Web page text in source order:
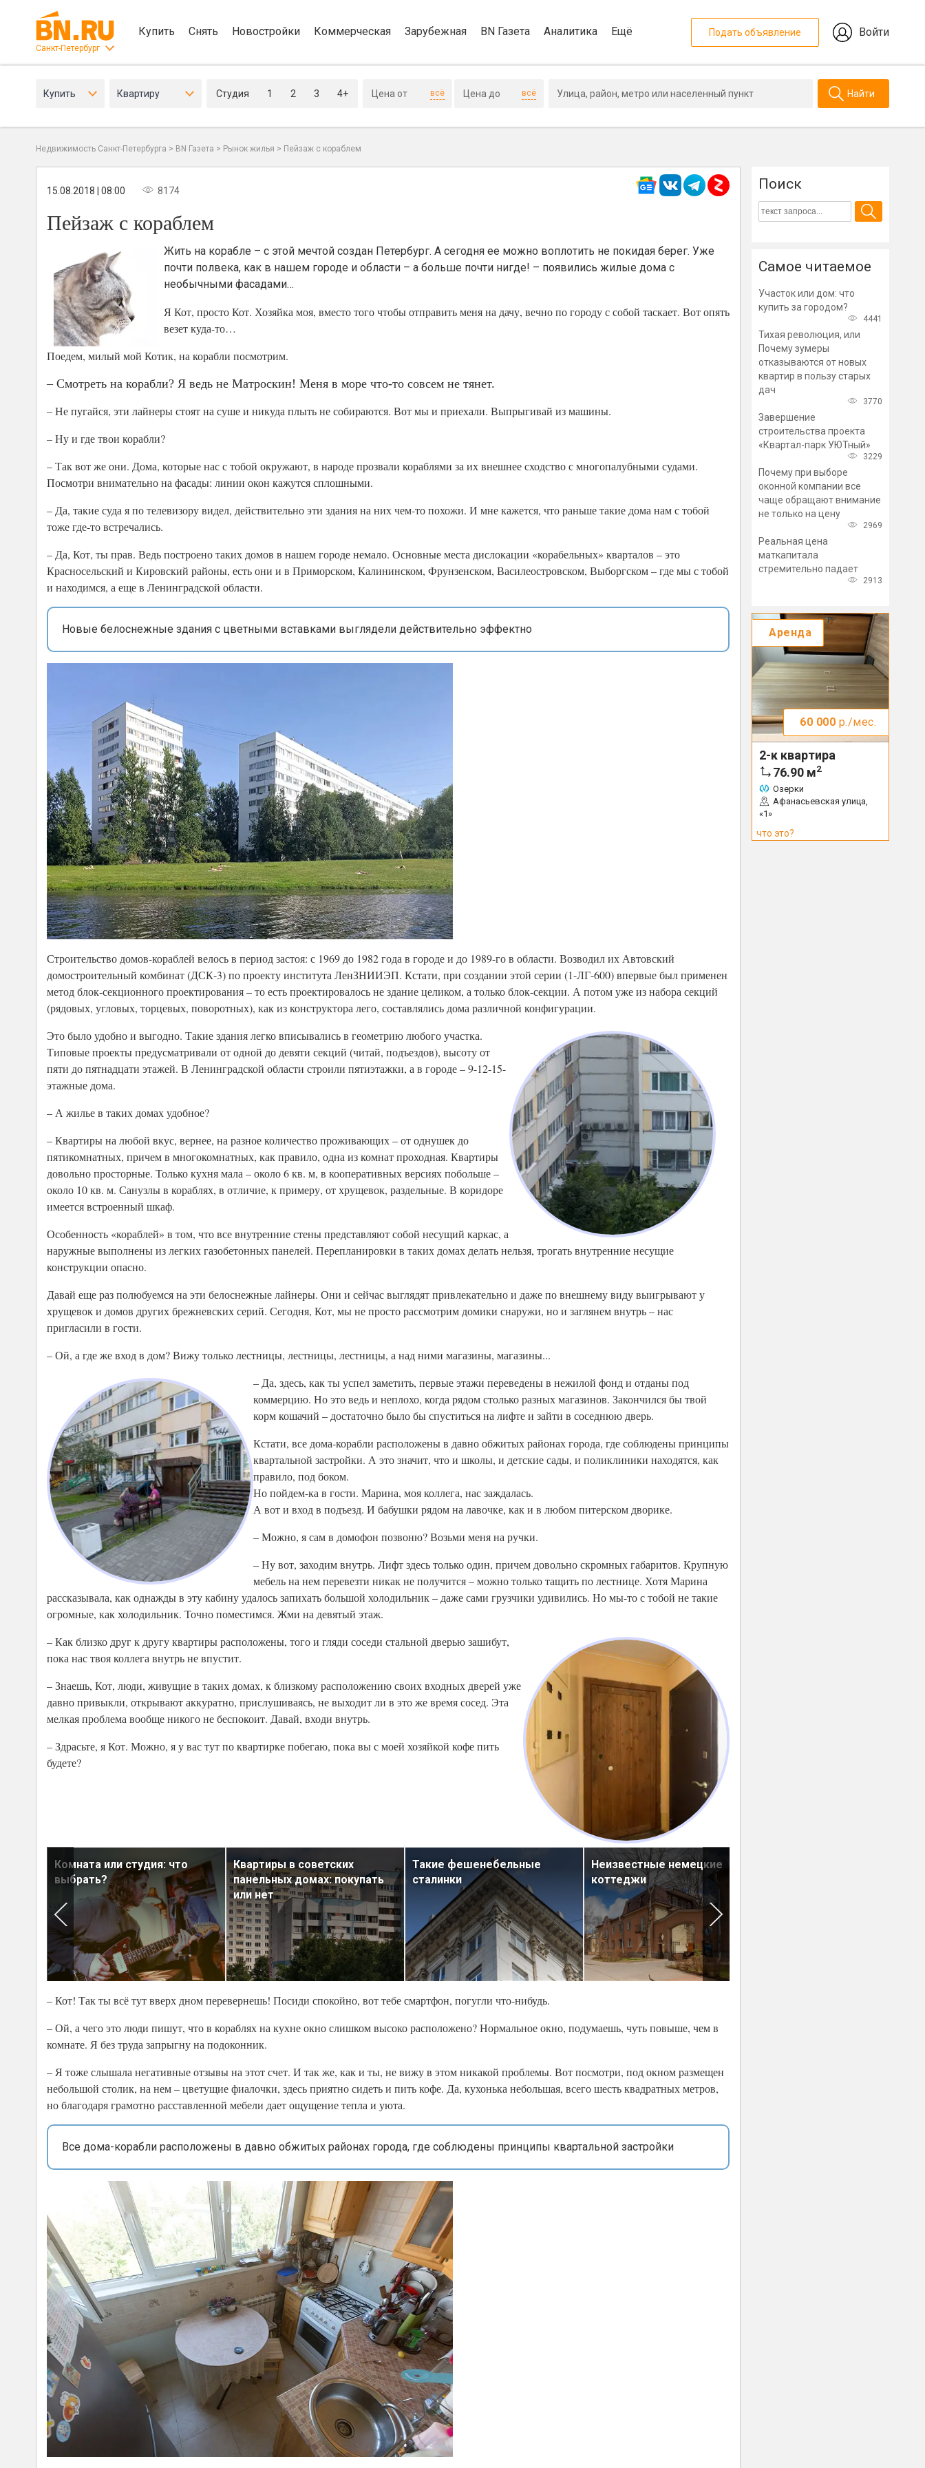
Санкт-Петербург
Купить Снять Новостройки Коммерческая Зарубежная BN Газета Аналитика Ещё Подать объявление Войти
Купить Квартиру Студия 1 2 3 4+ всё всё Найти
Недвижимость Санкт-Петербурга > BN Газета > Рынок жилья > Пейзаж с кораблем
15.08.2018 | 08:00 8174
Пейзаж с кораблем
Жить на корабле – с этой мечтой создан Петербург. А сегодня ее можно воплотить не покидая берег. Уже
почти полвека, как в нашем городе и области – а больше почти нигде! – появились жилые дома с
необычными фасадами…
Я Кот, просто Кот. Хозяйка моя, вместо того чтобы отправить меня на дачу, вечно по городу с собой таскает. Вот опять
везет куда-то…
Поедем, милый мой Котик, на корабли посмотрим.
– Смотреть на корабли? Я ведь не Матроскин! Меня в море что-то совсем не тянет.
– Не пугайся, эти лайнеры стоят на суше и никуда плыть не собираются. Вот мы и приехали. Выпрыгивай из машины.
– Ну и где твои корабли?
– Так вот же они. Дома, которые нас с тобой окружают, в народе прозвали кораблями за их внешнее сходство с многопалубными судами.
Посмотри внимательно на фасады: линии окон кажутся сплошными.
– Да, такие суда я по телевизору видел, действительно эти здания на них чем-то похожи. И мне кажется, что раньше такие дома нам с тобой
тоже где-то встречались.
– Да, Кот, ты прав. Ведь построено таких домов в нашем городе немало. Основные места дислокации «корабельных» кварталов – это
Красносельский и Кировский районы, есть они и в Приморском, Калининском, Фрунзенском, Василеостровском, Выборгском – где мы с тобой
и находимся, а еще в Ленинградской области.
Новые белоснежные здания с цветными вставками выглядели действительно эффектно
Строительство домов-кораблей велось в период застоя: с 1969 до 1982 года в городе и до 1989-го в области. Возводил их Автовский
домостроительный комбинат (ДСК-3) по проекту института ЛенЗНИИЭП. Кстати, при создании этой серии (1-ЛГ-600) впервые был применен
метод блок-секционного проектирования – то есть проектировалось не здание целиком, а только блок-секции. А потом уже из набора секций
(рядовых, угловых, торцевых, поворотных), как из конструктора лего, составлялись дома различной конфигурации.
Это было удобно и выгодно. Такие здания легко вписывались в геометрию любого участка.
Типовые проекты предусматривали от одной до девяти секций (читай, подъездов), высоту от
пяти до пятнадцати этажей. В Ленинградской области строили пятиэтажки, а в городе – 9-12-15-
этажные дома.
– А жилье в таких домах удобное?
– Квартиры на любой вкус, вернее, на разное количество проживающих – от однушек до
пятикомнатных, причем в многокомнатных, как правило, одна из комнат проходная. Квартиры
довольно просторные. Только кухня мала – около 6 кв. м, в кооперативных версиях побольше –
около 10 кв. м. Санузлы в кораблях, в отличие, к примеру, от хрущевок, раздельные. В коридоре
имеется встроенный шкаф.
Особенность «кораблей» в том, что все внутренние стены представляют собой несущий каркас, а
наружные выполнены из легких газобетонных панелей. Перепланировки в таких домах делать нельзя, трогать внутренние несущие
конструкции опасно.
Давай еще раз полюбуемся на эти белоснежные лайнеры. Они и сейчас выглядят привлекательно и даже по внешнему виду выигрывают у
хрущевок и домов других брежневских серий. Сегодня, Кот, мы не просто рассмотрим домики снаружи, но и заглянем внутрь – нас
пригласили в гости.
– Ой, а где же вход в дом? Вижу только лестницы, лестницы, лестницы, а над ними магазины, магазины...
– Да, здесь, как ты успел заметить, первые этажи переведены в нежилой фонд и отданы под
коммерцию. Но это ведь и неплохо, когда рядом столько разных магазинов. Закончился бы твой
корм кошачий – достаточно было бы спуститься на лифте и зайти в соседнюю дверь.
Кстати, все дома-корабли расположены в давно обжитых районах города, где соблюдены принципы
квартальной застройки. А это значит, что и школы, и детские сады, и поликлиники находятся, как
правило, под боком.
Но пойдем-ка в гости. Марина, моя коллега, нас заждалась.
А вот и вход в подъезд. И бабушки рядом на лавочке, как и в любом питерском дворике.
– Можно, я сам в домофон позвоню? Возьми меня на ручки.
– Ну вот, заходим внутрь. Лифт здесь только один, причем довольно скромных габаритов. Крупную
мебель на нем перевезти никак не получится – можно только тащить по лестнице. Хотя Марина
рассказывала, как однажды в эту кабину удалось запихать большой холодильник – даже сами грузчики удивились. Но мы-то с тобой не такие
огромные, как холодильник. Точно поместимся. Жми на девятый этаж.
– Как близко друг к другу квартиры расположены, того и гляди соседи стальной дверью зашибут,
пока нас твоя коллега внутрь не впустит.
– Знаешь, Кот, люди, живущие в таких домах, к близкому расположению своих входных дверей уже
давно привыкли, открывают аккуратно, прислушиваясь, не выходит ли в это же время сосед. Эта
мелкая проблема вообще никого не беспокоит. Давай, входи внутрь.
– Здрасьте, я Кот. Можно, я у вас тут по квартирке побегаю, пока вы с моей хозяйкой кофе пить
будете?
Комната или студия: что
выбрать?
Квартиры в советских
панельных домах: покупать
или нет
Такие фешенебельные
сталинки
Неизвестные немецкие
коттеджи
– Кот! Так ты всё тут вверх дном перевернешь! Посиди спокойно, вот тебе смартфон, погугли что-нибудь.
– Ой, а чего это люди пишут, что в кораблях на кухне окно слишком высоко расположено? Нормальное окно, подумаешь, чуть повыше, чем в
комнате. Я без труда запрыгну на подоконник.
– Я тоже слышала негативные отзывы на этот счет. И так же, как и ты, не вижу в этом никакой проблемы. Вот посмотри, под окном размещен
небольшой столик, на нем – цветущие фиалочки, здесь приятно сидеть и пить кофе. Да, кухонька небольшая, всего шесть квадратных метров,
но благодаря грамотно расставленной мебели дает ощущение тепла и уюта.
Все дома-корабли расположены в давно обжитых районах города, где соблюдены принципы квартальной застройки
Поиск
Самое читаемое
Участок или дом: что
купить за городом?
4441
Тихая революция, или
Почему зумеры
отказываются от новых
квартир в пользу старых
дач
3770
Завершение
строительства проекта
«Квартал-парк УЮТный»
3229
Почему при выборе
оконной компании все
чаще обращают внимание
не только на цену
2969
Реальная цена
маткапитала
стремительно падает
2913
Аренда
60 000 р./мес.
2-к квартира
76.90 м2
Озерки
Афанасьевская улица,
«1»
что это?